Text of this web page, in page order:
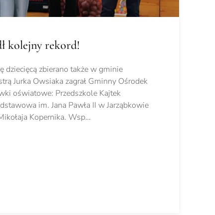
kolejny rekord!
dziecięcą zbierano także w gminie
Jurka Owsiaka zagrał Gminny Ośrodek
oświatowe: Przedszkole Kajtek
im. Jana Pawła II w Jarząbkowie
Kopernika. Wsp…